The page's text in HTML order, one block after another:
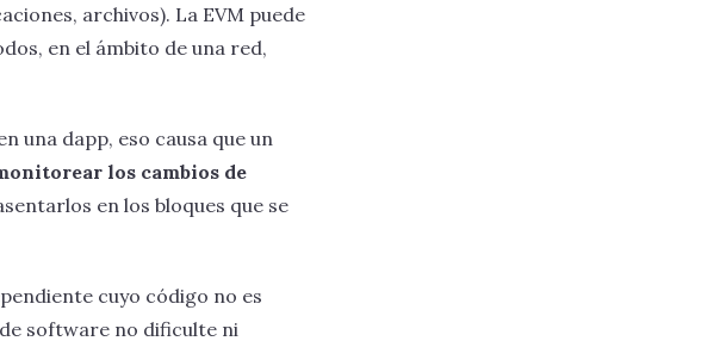
archivos). La EVM puede
en el ámbito de una red,
una dapp, eso causa que un
los cambios de
en los bloques que se
cuyo código no es
software no dificulte ni